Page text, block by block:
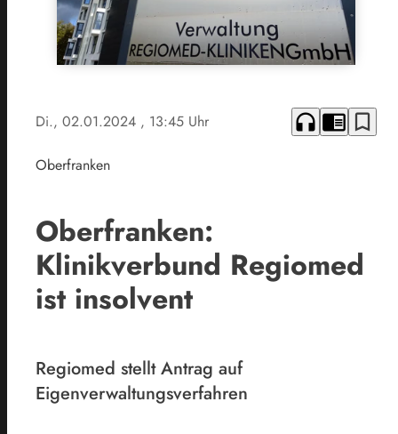
Di., 02.01.2024 , 13:45 Uhr headphones chrome_reader_mode bookmark_border
Oberfranken
Oberfranken:
Klinikverbund Regiomed
ist insolvent
Regiomed stellt Antrag auf
Eigenverwaltungsverfahren